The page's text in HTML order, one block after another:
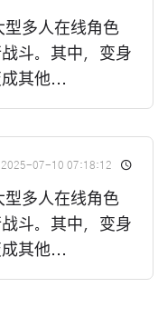
型多人在线角色
斗。其中，变身
其他...
2025-07-10 07:18:12
型多人在线角色
斗。其中，变身
其他...